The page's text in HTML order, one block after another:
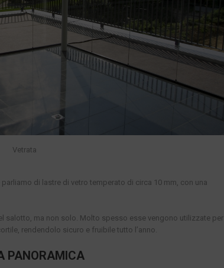
Vetrata
di lastre di vetro temperato di circa 10 mm, con una
salotto, ma non solo. Molto spesso esse vengono utilizzate per
rendendolo sicuro e fruibile tutto l’anno.
PANORAMICA